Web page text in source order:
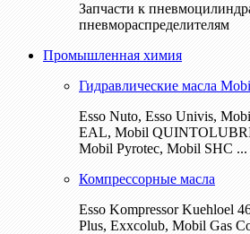
Запчасти к
пневмораспределителям
Промышленная химия
Гидравлические масла
Esso Nuto, Esso Univis,
EAL, Mobil
Mobil Pyrotec, Mobil SHC ...
Компрессорные масла
Esso Kompressor Kuehloel
Plus, Exxcolub, Mobil Gas